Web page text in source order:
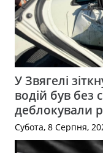
У Звягелі
водій був без
деблокували
Субота, 8 Серпня,